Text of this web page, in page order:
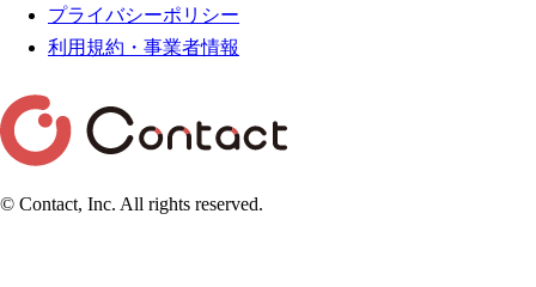
プライバシーポリシー
利用規約・事業者情報
© Contact, Inc. All rights reserved.